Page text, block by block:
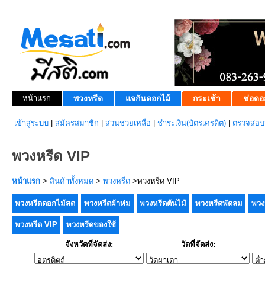
หน้าแรก พวงหรีด แจกันดอกไม้ กระเช้า ช่อดอ
เข้าสู่ระบบ สมัครสมาชิก ส่วนช่วยเหลือ ชำระเงิน(บัตรเครดิต) ตรวจสอ
พวงหรีด VIP
หน้าแรก > สินค้าทั้งหมด > พวงหรีด >พวงหรีด VIP
พวงหรีดดอกไม้สด พวงหรีดผ้าห่ม พวงหรีดต้นไม้ พวงหรีดพัดลม พว
พวงหรีด VIP พวงหรีดของใช้
จังหวัดที่จัดส่ง: วัดที่จัดส่ง: